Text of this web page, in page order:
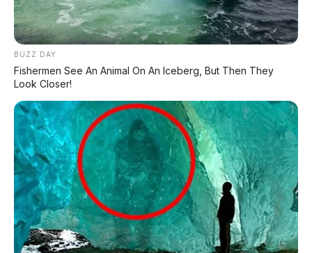
Komunitas Brio Bekasi
Saya juga gabung di komunitas Brio Bekasi. Seru
banget, banyak anggota yang asyik. Biasanya
tiap bulan ada kopdar di area Summarecon atau
di kafe-kafe sekitar Harapan Indah. Kadang
touring bareng ke Puncak atau ke Bandung.
Teman-teman komunitas pada asyik dan
banyak sharing soal perawatan.
BUZZ DAY
Fishermen See An Animal On An Iceberg, But Then They
Look Closer!